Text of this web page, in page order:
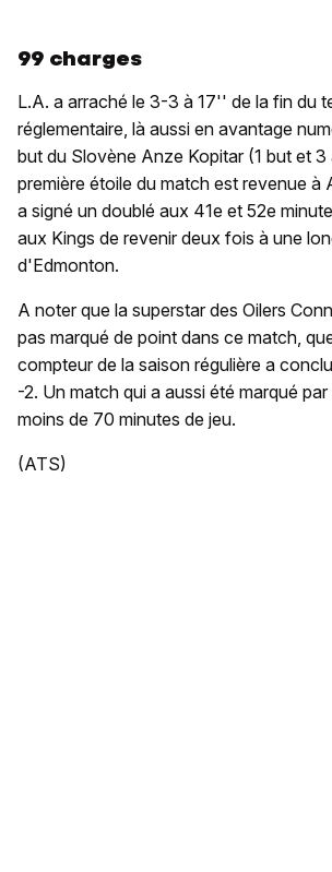
99 charges
L.A. a arraché le 3-3 à 17'' de la fin du
réglementaire, là aussi en avantage
but du Slovène Anze Kopitar (1 but et 3
première étoile du match est revenue à
a signé un doublé aux 41e et 52e
aux Kings de revenir deux fois à une
d'Edmonton.
A noter que la superstar des Oilers
pas marqué de point dans ce match,
compteur de la saison régulière a
-2. Un match qui a aussi été marqué
moins de 70 minutes de jeu.
(ATS)